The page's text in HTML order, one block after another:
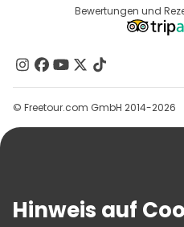
Affiliate-Programm
Reiseziele
Kontakt
Gruppen
Hilfe
AGB Und Rechtliches
Bewertungen und
© Freetour.com GmbH 2014-2026
Hinweis auf